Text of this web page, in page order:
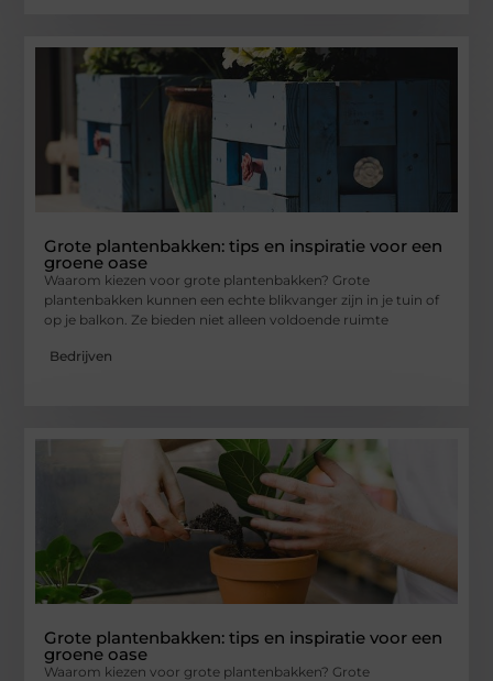
Grote plantenbakken: tips en inspiratie voor een
groene oase
Waarom kiezen voor grote plantenbakken? Grote
plantenbakken kunnen een echte blikvanger zijn in je tuin of
op je balkon. Ze bieden niet alleen voldoende ruimte
Bedrijven
Grote plantenbakken: tips en inspiratie voor een
groene oase
Waarom kiezen voor grote plantenbakken? Grote